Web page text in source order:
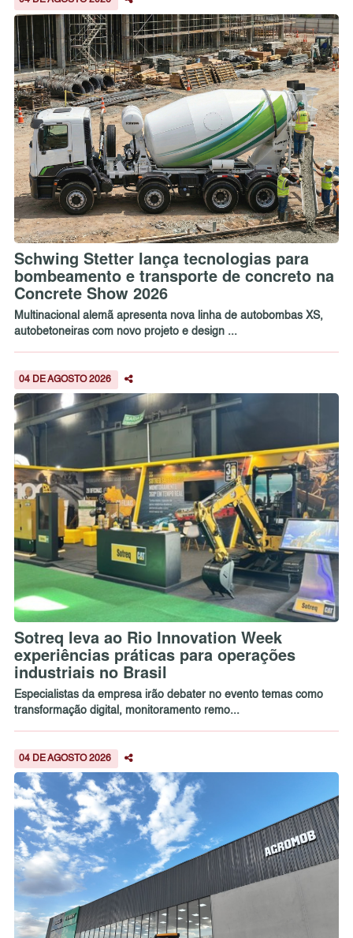
Schwing Stetter lança tecnologias para
bombeamento e transporte de concreto na
Concrete Show 2026
Multinacional alemã apresenta nova linha de autobombas XS,
autobetoneiras com novo projeto e design ...
04 DE AGOSTO 2026
Sotreq leva ao Rio Innovation Week
experiências práticas para operações
industriais no Brasil
Especialistas da empresa irão debater no evento temas como
transformação digital, monitoramento remo...
04 DE AGOSTO 2026